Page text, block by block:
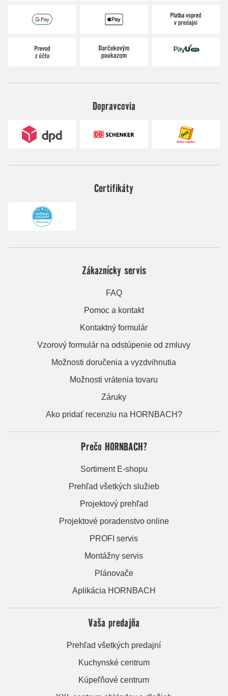
Dopravcovia
Certifikáty
Zákaznícky servis
FAQ
Pomoc a kontakt
Kontaktný formulár
Vzorový formulár na odstúpenie od zmluvy
Možnosti doručenia a vyzdvihnutia
Možnosti vrátenia tovaru
Záruky
Ako pridať recenziu na HORNBACH?
Prečo HORNBACH?
Sortiment E-shopu
Prehľad všetkých služieb
Projektový prehľad
Projektové poradenstvo online
PROFI servis
Montážny servis
Plánovače
Aplikácia HORNBACH
Vaša predajňa
Prehľad všetkých predajní
Kuchynské centrum
Kúpeľňové centrum